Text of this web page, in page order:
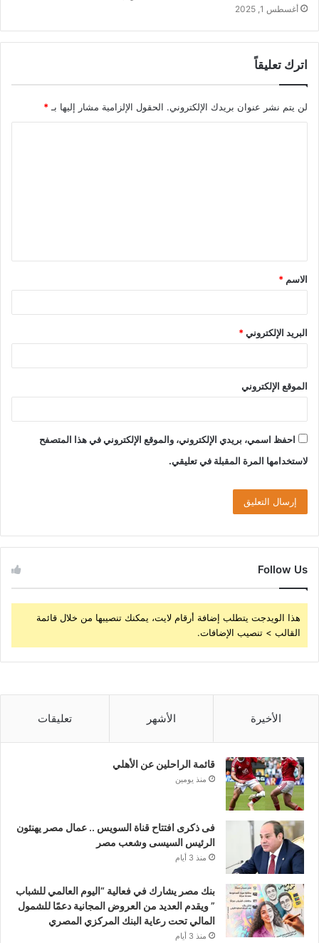
أغسطس 1, 2025
اترك تعليقاً
لن يتم نشر عنوان بريدك الإلكتروني. الحقول الإلزامية مشار إليها بـ*
ق
*
الاسم *
البريد الإلكتروني*
الموقع الإلكتروني
احفظ اسمي، بريدي الإلكتروني، والموقع الإلكتروني في هذا المتصفح
لاستخدامها المرة المقبلة في تعليقي.
Follow Us
هذا الويدجت يتطلب إضافة أرقام لايت، يمكنك تنصيبها من خلال قائمة
القالب > تنصيب الإضافات.
الأخيرة الأشهر تعليقات
قائمة الراحلين عن الأهلي
منذ يومين
فى ذكرى افتتاح قناة السويس .. عمال مصر يهنئون
الرئيس السيسى وشعب مصر
منذ 3 أيام
بنك مصر يشارك في فعالية “اليوم العالمي للشباب
” ويقدم العديد من العروض المجانية دعمًا للشمول
المالي تحت رعاية البنك المركزي المصري
منذ 3 أيام